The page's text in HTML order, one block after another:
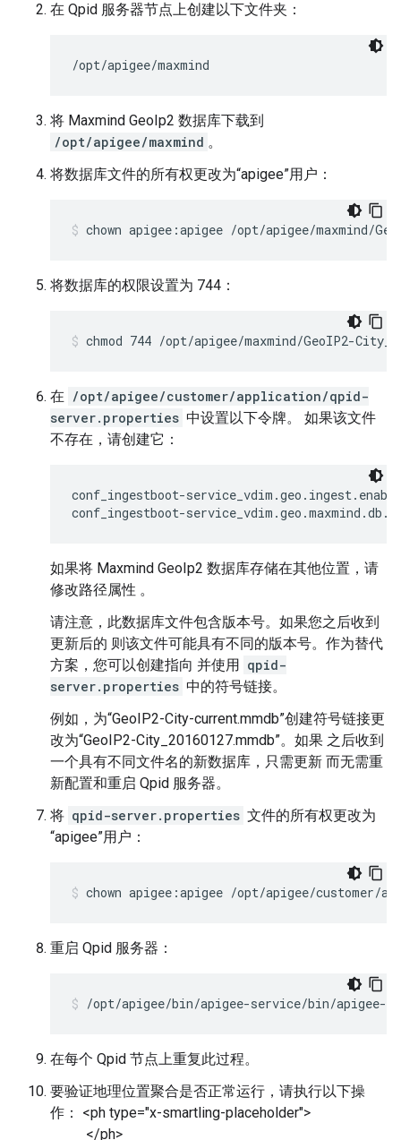
在 Qpid 服务器节点上创建以下文件夹：
/opt/apigee/maxmind
将 Maxmind GeoIp2 数据库下载到
/opt/apigee/maxmind 。
将数据库文件的所有权更改为“apigee”用户：
chown apigee:apigee /opt/apigee/maxmind/
将数据库的权限设置为 744：
chmod 744 /opt/apigee/maxmind/GeoIP2-
在 /opt/apigee/customer/application/qpid-
server.properties 中设置以下令牌。 如果该文件
不存在，请创建它：
conf_ingestboot-
conf_ingestboot-
如果将 Maxmind GeoIp2 数据库存储在其他位置，请
修改路径属性 。
请注意，此数据库文件包含版本号。如果您之后收到
更新后的 则该文件可能具有不同的版本号。作为替代
方案，您可以创建指向 并使用 qpid-
server.properties 中的符号链接。
例如，为“GeoIP2-City-current.mmdb”创建符号链接更
改为“GeoIP2-City_20160127.mmdb”。如果 之后收到
一个具有不同文件名的新数据库，只需更新 而无需重
新配置和重启 Qpid 服务器。
将 qpid-server.properties 文件的所有权更改为
“apigee”用户：
chown apigee:apigee /opt/apigee/customer/
重启 Qpid 服务器：
/opt/apigee/bin/apigee-service/bin/apigee-
在每个 Qpid 节点上重复此过程。
要验证地理位置聚合是否正常运行，请执行以下操
作： <ph type="x-smartling-placeholder">
</ph>